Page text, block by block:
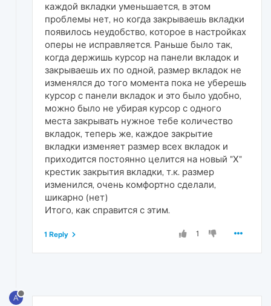
каждой вкладки уменьшается, в этом
проблемы нет, но когда закрываешь вкладки
появилось неудобство, которое в настройках
оперы не исправляется. Раньше было так,
когда держишь курсор на панели вкладок и
закрываешь их по одной, размер вкладок не
изменялся до того момента пока не уберешь
курсор с панели вкладок и это было удобно,
можно было не убирая курсор с одного
места закрывать нужное тебе количество
вкладок, теперь же, каждое закрытие
вкладки изменяет размер всех вкладок и
приходится постоянно целится на новый "Х"
крестик закрытия вкладки, т.к. размер
изменился, очень комфортно сделали,
шикарно (нет)
Итого, как справится с этим.
1
1 Reply
A